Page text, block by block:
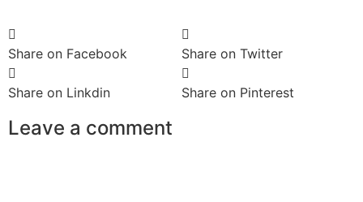
Share on Facebook Share on Twitter
Share on Linkdin Share on Pinterest
Leave a comment